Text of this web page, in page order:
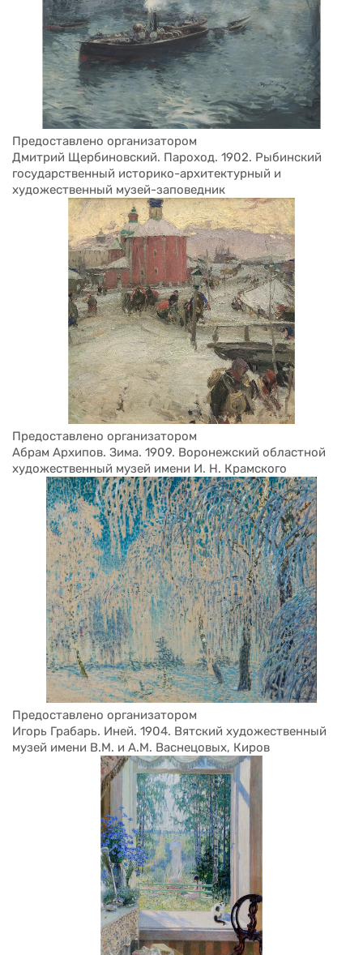
Предоставлено организатором
Дмитрий Щербиновский. Пароход. 1902. Рыбинский
государственный историко-архитектурный и
художественный музей-заповедник
Предоставлено организатором
Абрам Архипов. Зима. 1909. Воронежский областной
художественный музей имени И. Н. Крамского
Предоставлено организатором
Игорь Грабарь. Иней. 1904. Вятский художественный
музей имени В.М. и А.М. Васнецовых, Киров